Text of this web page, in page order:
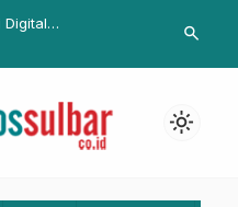
Bapperida Sulbar Dampingi
budong
search
light_mode